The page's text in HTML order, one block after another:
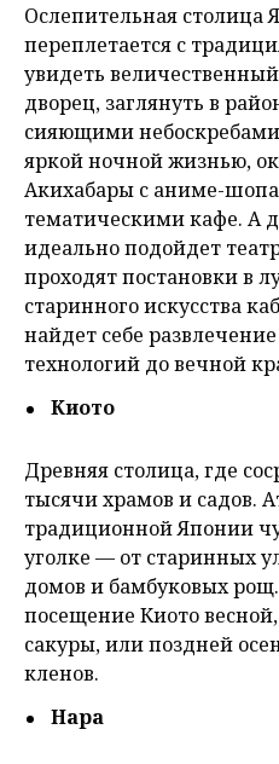
Ослепительная столица
переплетается с
увидеть
дворец, заглянуть в
сияющими
яркой ночной жизнью,
Акихабары с аниме-
тематическими кафе. А
идеально подойдет
проходят постановки в
старинного искусства
найдет себе
технологий до вечной
Киото
Древняя столица, где
тысячи храмов и садов.
традиционной Японии
уголке — от старинных
домов и бамбуковых
посещение Киото
сакуры, или поздней
кленов.
Нара